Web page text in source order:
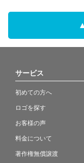
サービス
初めての方へ
ロゴを探す
お客様の声
料金について
著作権無償譲渡